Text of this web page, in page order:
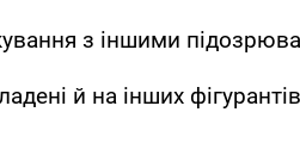
з іншими
й на інших